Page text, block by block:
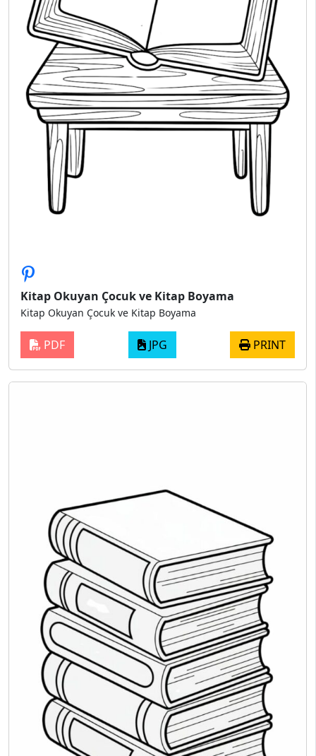
Kitap Okuyan Çocuk ve Kitap Boyama
Kitap Okuyan Çocuk ve Kitap Boyama
PDF JPG PRINT